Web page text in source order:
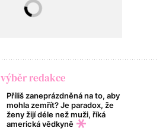
výběr redakce
Příliš zaneprázdněná na to, aby
mohla zemřít? Je paradox, že
ženy žijí déle než muži, říká
americká vědkyně